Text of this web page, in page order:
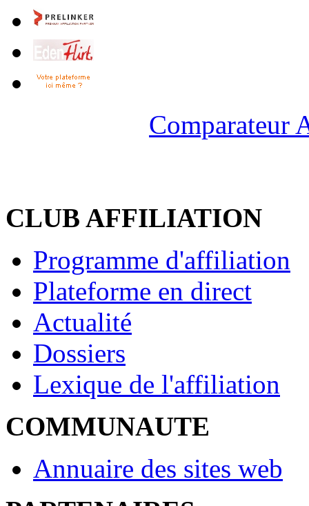
Comparateur
CLUB AFFILIATION
Programme d'affiliation
Plateforme en direct
Actualité
Dossiers
Lexique de l'affiliation
COMMUNAUTE
Annuaire des sites web